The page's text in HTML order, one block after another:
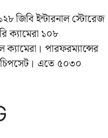
জিবি ইন্টারনাল স্টোরেজ
ক্যামেরা ১০৮
ক্যামেরা। পারফরম্যান্সের
চিপসেট। এতে ৫০৩০